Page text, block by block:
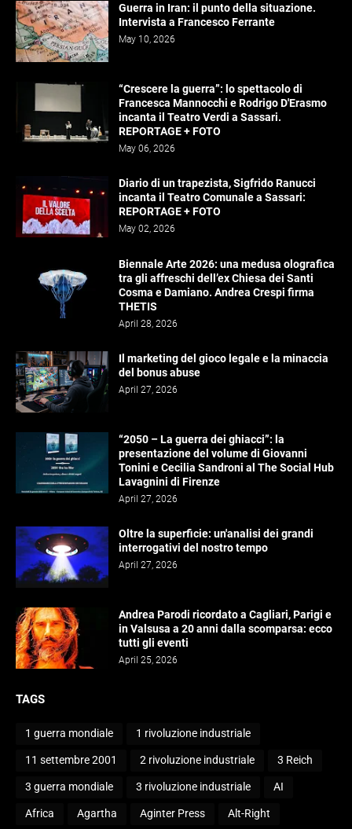
Guerra in Iran: il punto della situazione.
Intervista a Francesco Ferrante
May 10, 2026
“Crescere la guerra”: lo spettacolo di
Francesca Mannocchi e Rodrigo D'Erasmo
incanta il Teatro Verdi a Sassari.
REPORTAGE + FOTO
May 06, 2026
Diario di un trapezista, Sigfrido Ranucci
incanta il Teatro Comunale a Sassari:
REPORTAGE + FOTO
May 02, 2026
Biennale Arte 2026: una medusa olografica
tra gli affreschi dell’ex Chiesa dei Santi
Cosma e Damiano. Andrea Crespi firma
THETIS
April 28, 2026
Il marketing del gioco legale e la minaccia
del bonus abuse
April 27, 2026
“2050 – La guerra dei ghiacci”: la
presentazione del volume di Giovanni
Tonini e Cecilia Sandroni al The Social Hub
Lavagnini di Firenze
April 27, 2026
Oltre la superficie: un'analisi dei grandi
interrogativi del nostro tempo
April 27, 2026
Andrea Parodi ricordato a Cagliari, Parigi e
in Valsusa a 20 anni dalla scomparsa: ecco
tutti gli eventi
April 25, 2026
TAGS
1 guerra mondiale 1 rivoluzione industriale
11 settembre 2001 2 rivoluzione industriale 3 Reich
3 guerra mondiale 3 rivoluzione industriale AI
Africa Agartha Aginter Press Alt-Right